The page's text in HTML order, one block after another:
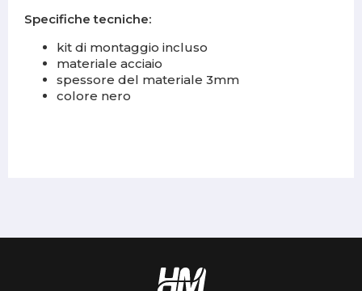
Specifiche tecniche:
kit di montaggio incluso
materiale acciaio
spessore del materiale 3mm
colore nero